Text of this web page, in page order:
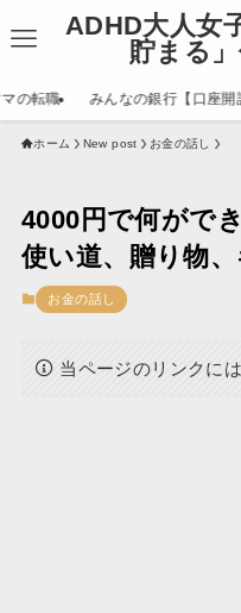
ADHD大人女
貯まる
の転職 みんなの銀行【口座
ホーム New post お金の話し
4000円で何がで
使い道、贈り物
お金の話し
当ページのリンクに